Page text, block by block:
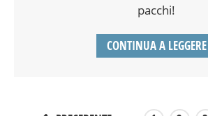
pacchi!
CONTINUA A LEGGERE